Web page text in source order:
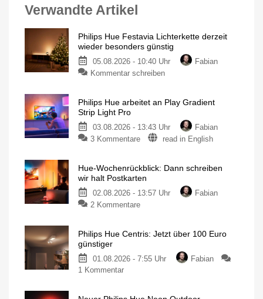
Verwandte Artikel
Philips Hue Festavia Lichterkette derzeit
wieder besonders günstig
05.08.2026 - 10:40 Uhr
Fabian
Kommentar schreiben
Philips Hue arbeitet an Play Gradient
Strip Light Pro
03.08.2026 - 13:43 Uhr
Fabian
3 Kommentare
read in English
Hue-Wochenrückblick: Dann schreiben
wir halt Postkarten
02.08.2026 - 13:57 Uhr
Fabian
2 Kommentare
Philips Hue Centris: Jetzt über 100 Euro
günstiger
01.08.2026 - 7:55 Uhr
Fabian
1 Kommentar